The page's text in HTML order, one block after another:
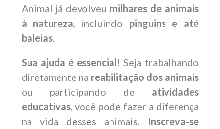
Animal já devolveu milhares de animais
à natureza, incluindo pinguins e até
baleias.
Sua ajuda é essencial! Seja trabalhando
diretamente na reabilitação dos animais
ou participando de atividades
educativas, você pode fazer a diferença
na vida desses animais.
Inscreva-se